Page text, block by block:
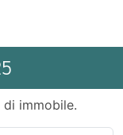
immobile.